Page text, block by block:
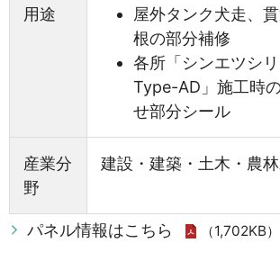
用途
屋外タンク犬走、
根の部分補修
各所「シンエツシ
Type-AD」施工時
せ部分シール
産業分
野
建設・建築・土木・農
パネル情報はこちら （1,702KB）